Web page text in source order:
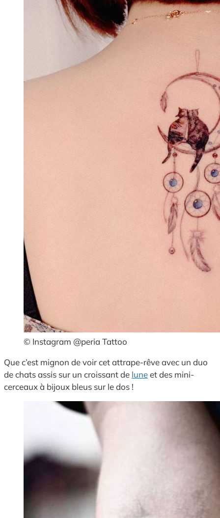
© Instagram @peria Tattoo
Que c’est mignon de voir cet attrape-rêve avec un duo
de chats assis sur un croissant de luneet des mini-
cerceaux à bijoux bleus sur le dos !